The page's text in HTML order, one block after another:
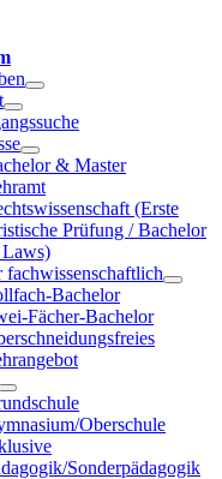
& Master
(Erste
Prüfung / Bachelor
fachwissenschaftlich
Bachelor
Fächer-Bachelor
Oberschule
Sonderpädagogik